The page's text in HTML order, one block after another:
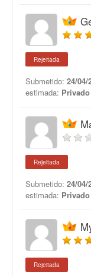
Rejeitada
Submetido: 24/04/
estimada: Privado
Rejeitada
Submetido: 24/04/
estimada: Privado
Rejeitada